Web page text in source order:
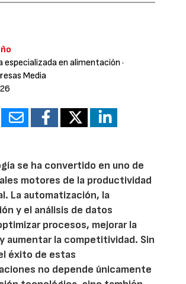
especializada en alimentación ·
Media
se ha convertido en uno de
motores de la productividad
La automatización, la
y el análisis de datos
procesos, mejorar la
aumentar la competitividad. Sin
éxito de estas
no depende únicamente